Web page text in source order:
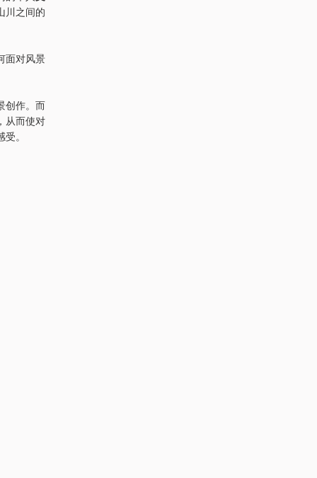
川之间的
面对风景
创作。而
从而使对
。